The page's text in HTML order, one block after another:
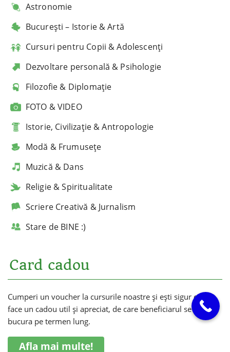
Astronomie
București – Istorie & Artă
Cursuri pentru Copii & Adolescenți
Dezvoltare personală & Psihologie
Filozofie & Diplomație
FOTO & VIDEO
Istorie, Civilizație & Antropologie
Modă & Frumusețe
Muzică & Dans
Religie & Spiritualitate
Scriere Creativă & Jurnalism
Stare de BINE :)
Card cadou
Cumperi un voucher la cursurile noastre și ești sigur că vei
face un cadou util și apreciat, de care beneficiarul se va
bucura pe termen lung.
Afla mai multe!